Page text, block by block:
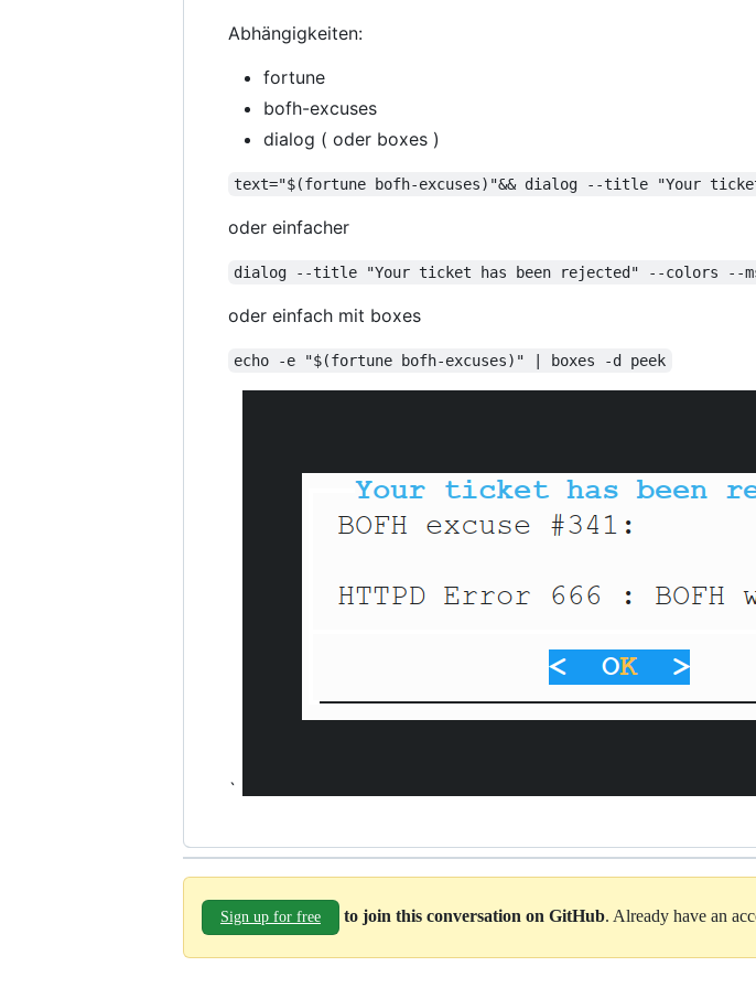
Abhängigkeiten:
fortune
bofh-excuses
dialog ( oder boxes )
text="$(fortune bofh-excuses)"&& dialog --title "Your
oder einfacher
dialog --title "Your ticket has been rejected" --colors --
oder einfach mit boxes
echo -e "$(fortune bofh-excuses)" | boxes -d peek
`
Sign up for free to join this conversation on GitHub. Already have an